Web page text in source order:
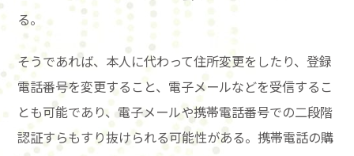
る。
そうであれば、本人に代わって住所変更をしたり、登録
電話番号を変更すること、電子メールなどを受信するこ
とも可能であり、電子メールや携帯電話番号での二段階
認証すらもすり抜けられる可能性がある。携帯電話の購